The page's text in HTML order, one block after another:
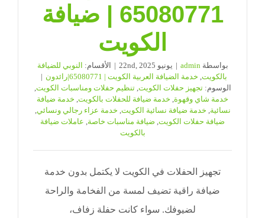
65080771 | ضيافة
الكويت
بواسطة admin
| يونيو 22nd, 2025 | الأقسام: النوبي للضيافة
بالكويت خدمة الضيافة العربية الكويت | 65080771|رائدون
|
الوسوم:تجهيز حفلات الكويت ,تنظيم حفلات ومناسبات الكويت
خدمة شاي وقهوة خدمة ضيافة للحفلات بالكويت خدمة ضيافة
نسائية خدمة ضيافة نسائية الكويت خدمة عزاء رجالي ونسائي
ضيافة حفلات الكويت ضيافة مناسبات خاصة عاملات ضيافة
بالكويت
تجهيز الحفلات في الكويت لا يكتمل بدون خدمة
ضيافة راقية تضيف لمسة من الفخامة والراحة
لضيوفك. سواء كانت حفلة زفاف،